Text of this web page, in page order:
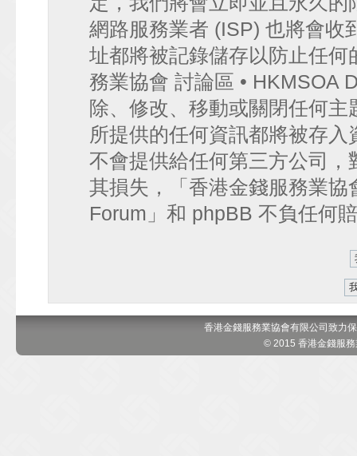
網路服務業者 (ISP) 也將會收
址都將被記錄儲存以防止任
務業協會 討論區 • HKMSOA
除、修改、移動或關閉任何
所提供的任何資訊都將被存
不會提供給任何第三方公司
其損失，「香港金錢服務業
Forum」和 phpBB 不負任何
香港金錢服務業協會有限公司致力
© 2015 香港金錢服